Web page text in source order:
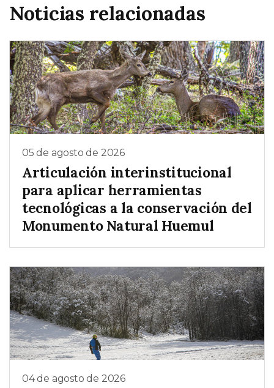
Noticias relacionadas
05 de agosto de 2026
Articulación interinstitucional
para aplicar herramientas
tecnológicas a la conservación del
Monumento Natural Huemul
04 de agosto de 2026